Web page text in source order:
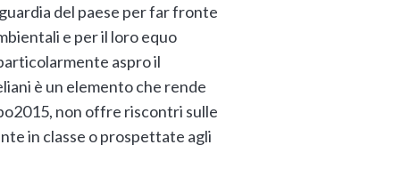
del paese per far fronte
e per il loro equo
aspro il
è un elemento che rende
non offre riscontri sulle
in classe o prospettate agli